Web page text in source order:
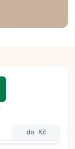
do Kč